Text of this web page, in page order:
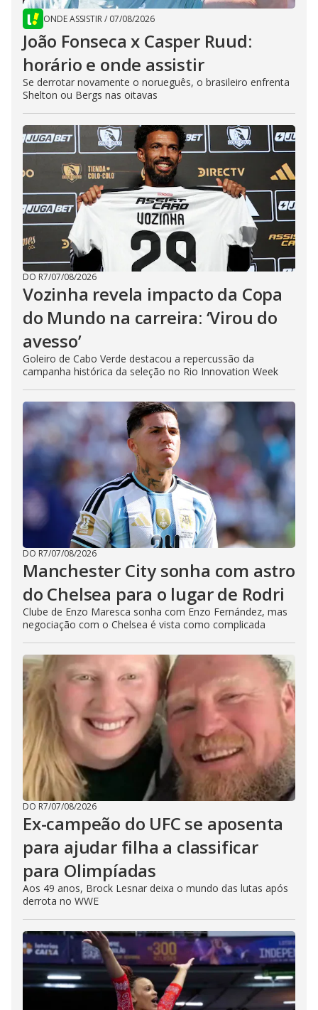
ONDE ASSISTIR/ 07/08/2026
João Fonseca x Casper Ruud:
horário e onde assistir
Se derrotar novamente o norueguês, o brasileiro enfrenta
Shelton ou Bergs nas oitavas
DO R7/07/08/2026
Vozinha revela impacto da Copa
do Mundo na carreira: ‘Virou do
avesso’
Goleiro de Cabo Verde destacou a repercussão da
campanha histórica da seleção no Rio Innovation Week
DO R7/07/08/2026
Manchester City sonha com astro
do Chelsea para o lugar de Rodri
Clube de Enzo Maresca sonha com Enzo Fernández, mas
negociação com o Chelsea é vista como complicada
DO R7/07/08/2026
Ex-campeão do UFC se aposenta
para ajudar filha a classificar
para Olimpíadas
Aos 49 anos, Brock Lesnar deixa o mundo das lutas após
derrota no WWE